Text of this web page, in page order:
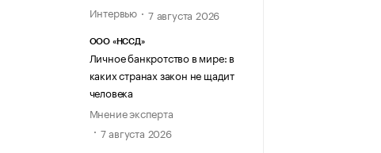
Интервью
7 августа 2026
ООО «НССД»
Личное банкротство в мире: в
каких странах закон не щадит
человека
Мнение эксперта
7 августа 2026